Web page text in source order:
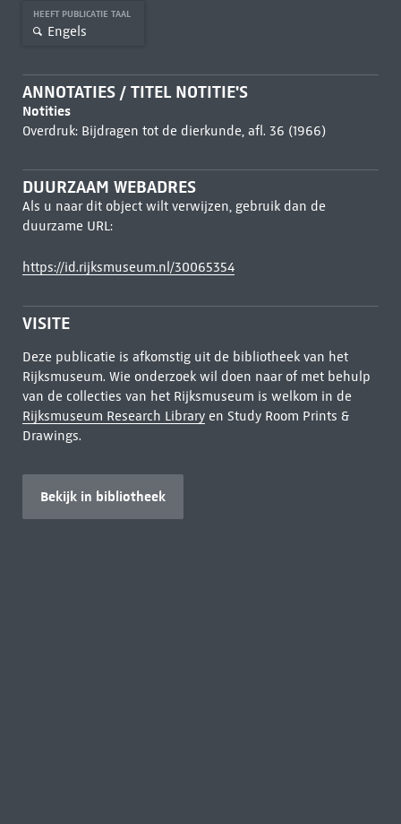
HEEFT PUBLICATIE TAAL
Engels
ANNOTATIES / TITEL NOTITIE'S
Notities
Overdruk: Bijdragen tot de dierkunde, afl. 36 (1966)
DUURZAAM WEBADRES
Als u naar dit object wilt verwijzen, gebruik dan de
duurzame URL:
https://id.rijksmuseum.nl/30065354
VISITE
Deze publicatie is afkomstig uit de bibliotheek van het
Rijksmuseum. Wie onderzoek wil doen naar of met behulp
van de collecties van het Rijksmuseum is welkom in de
Rijksmuseum Research Libraryen Study Room Prints &
Drawings.
Bekijk in bibliotheek